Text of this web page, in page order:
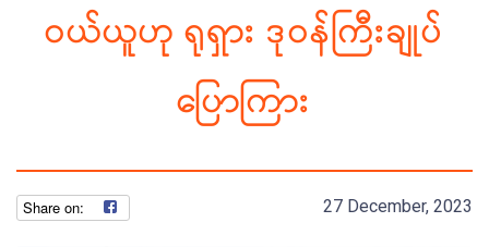
ဝယ်ယူဟု ရုရှား ဒုဝန်ကြီးချုပ်
ပြောကြား
27 December, 2023